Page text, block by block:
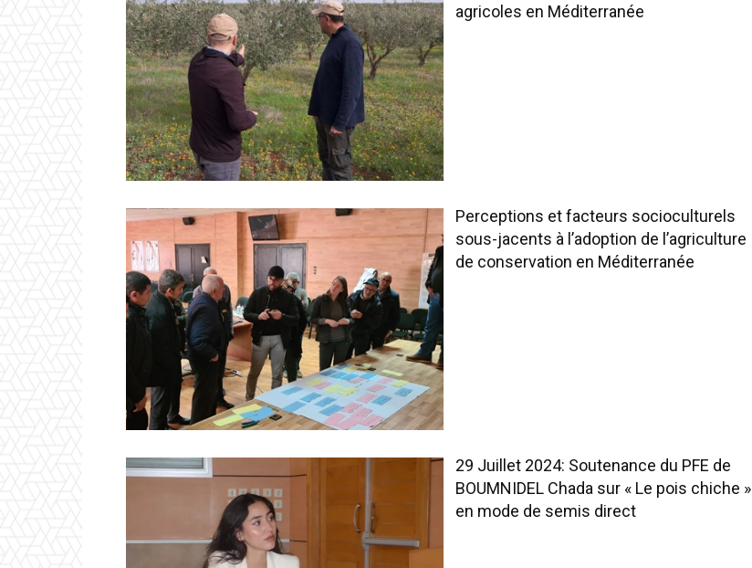
agricoles en Méditerranée
Perceptions et facteurs socioculturels
sous-jacents à l’adoption de l’agriculture
de conservation en Méditerranée
29 Juillet 2024: Soutenance du PFE de
BOUMNIDEL Chada sur « Le pois chiche »
en mode de semis direct